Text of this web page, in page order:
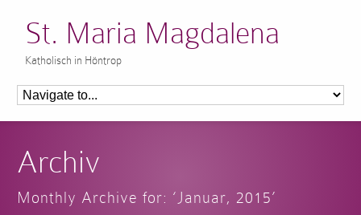
St. Maria Magdalena
Katholisch in Höntrop
Archiv
Monthly Archive for: ‘Januar, 2015’